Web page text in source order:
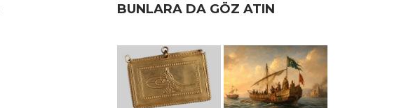
BUNLARA DA GÖZ ATIN